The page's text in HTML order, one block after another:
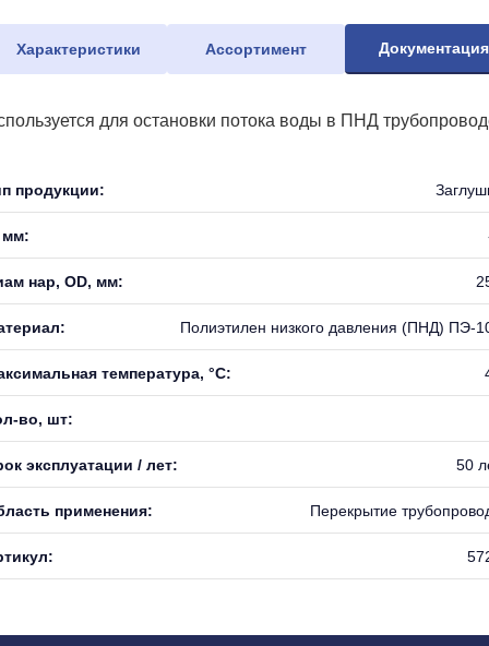
Характеристики Ассортимент Документация
для остановки потока воды в ПНД
продукции:
мм:
нар, OD, мм:
Полиэтилен низкого давления (ПНД) ПЭ-
температура, °С:
во, шт:
эксплуатации / лет: 50
применения: Перекрытие